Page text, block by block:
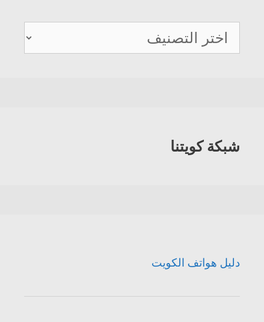
دليل
هواتف
شبكة كويتنا
دليل هواتف الكويت